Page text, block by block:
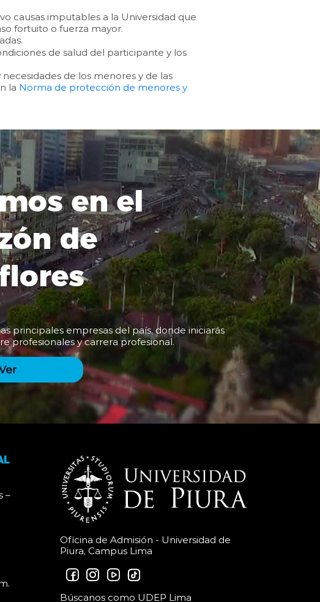
causas imputables a la Universidad que
fortuito o fuerza mayor.
de salud del participante y los
de los menores y de las
la Norma de protección de menores y
en el
de
principales empresas del país, donde iniciarás
profesionales y carrera profesional.
–
Oficina de Admisión - Universidad de
Piura, Campus Lima
Búscanos como UDEP Lima